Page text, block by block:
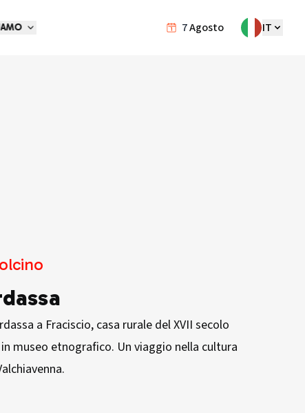
7Agosto IT
a Fraciscio, casa rurale del XVII secolo
museo etnografico. Un viaggio nella cultura